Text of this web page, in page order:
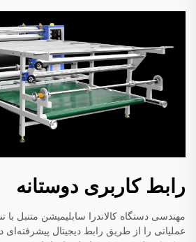
رابط کاربری دوستانه
مهندسی دستگاه کالاندرا سابلیمیشن متنبل
عملیاتی را از طریق رابط دیجیتال